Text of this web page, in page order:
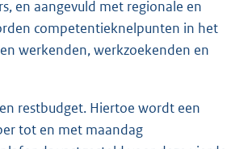
en aangevuld met regionale en
competentieknelpunten in het
werkenden, werkzoekenden en
restbudget. Hiertoe wordt een
tot en met maandag